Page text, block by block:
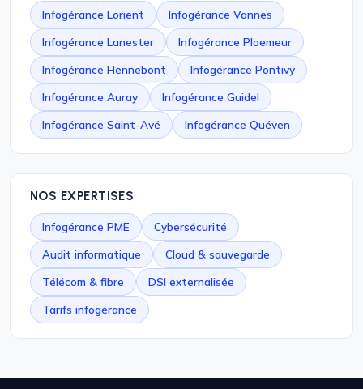
Infogérance Lorient
Infogérance Vannes
Infogérance Lanester
Infogérance Ploemeur
Infogérance Hennebont
Infogérance Pontivy
Infogérance Auray
Infogérance Guidel
Infogérance Saint-Avé
Infogérance Quéven
NOS EXPERTISES
Infogérance PME
Cybersécurité
Audit informatique
Cloud & sauvegarde
Télécom & fibre
DSI externalisée
Tarifs infogérance